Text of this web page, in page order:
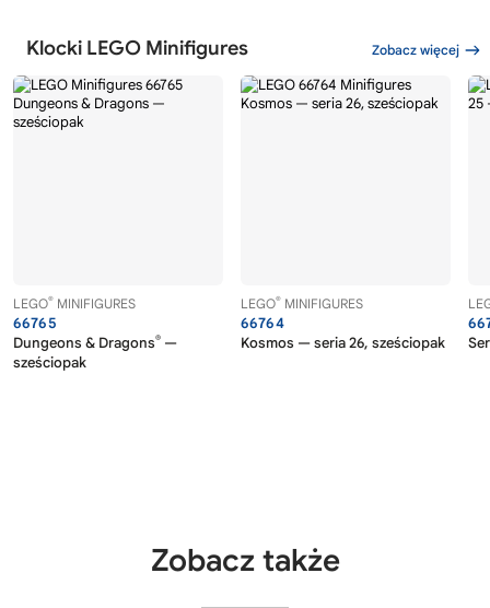
Klocki LEGO Minifigures Zobacz więcej
LEGO® MINIFIGURES
66765
Dungeons & Dragons® —
sześciopak
LEGO® MINIFIGURES
66764
Kosmos — seria 26, sześciopak
Zobacz także